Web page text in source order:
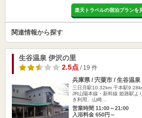
楽天トラベルの宿泊プランを
関連情報から探す
生谷温泉 伊沢の里
2.5点/ 19 件
兵庫県 / 宍粟市 / 生谷温泉
三日月駅10.32km 千本駅
JR山陽本線・新幹線 姫路駅よ
き利用、山崎…
営業時間 11:00～21:00
入浴料金 650円～